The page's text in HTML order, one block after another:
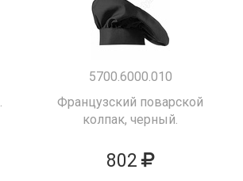
5700.6000.010
Французский поварской
колпак, черный.
802